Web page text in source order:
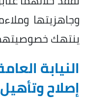
وجاهزيتها
ينتهك
النيابة
إصلاح